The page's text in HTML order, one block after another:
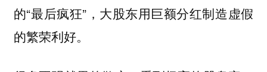
的“最后疯狂”，大股东用巨额分红制造虚假
的繁荣利好。